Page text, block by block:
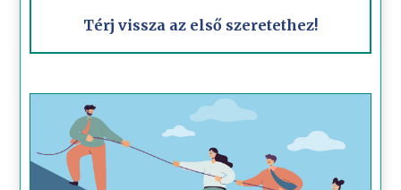
Térj vissza az első szeretethez!